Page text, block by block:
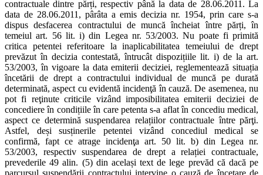
contractuale dintre părți, respectiv până la data de 28.06.2011. La
data de 28.06.2011, pârâta a emis decizia nr. 1954, prin care s-a
dispus desfacerea contractului de muncă încheiat între părți, în
temeiul art. 56 lit. i) din Legea nr. 53/2003. Nu poate fi primită
critica petentei referitoare la inaplicabilitatea temeiului de drept
prevăzut în decizia contestată, întrucât dispozițiile lit. i) de la art.
53/2003, în vigoare la data emiterii deciziei, reglementează situația
încetării de drept a contractului individual de muncă pe durată
determinată, aspect cu evidentă incidenţă în cauză. De asemenea, nu
pot fi reţinute criticile vizând imposibilitatea emiterii deciziei de
concediere în condițiile în care petenta s-a aflat în concediu medical,
aspect ce determină suspendarea relațiilor contractuale între părţi.
Astfel, deși susținerile petentei vizând concediul medical se
confirmă, fapt ce atrage incidenţa art. 50 lit. b) din Legea nr.
53/2003, respectiv suspendarea de drept a relației contractuale,
prevederile 49 alin. (5) din același text de lege prevăd că dacă pe
parcursul suspendării contractului intervine o cauză de încetare de